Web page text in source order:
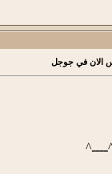
الان في جوجل